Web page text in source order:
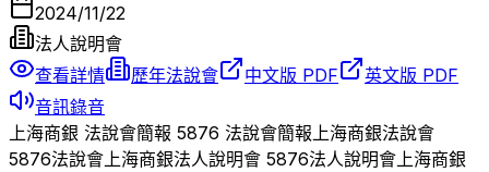
2024/11/22
法人說明會
查看詳情
歷年法說會 中文版 PDF
英文版 PDF
音訊錄音
上海商銀 法說會簡報 5876 法說會簡報 上海商銀法說會
5876法說會 上海商銀法人說明會 5876法人說明會 上海商銀